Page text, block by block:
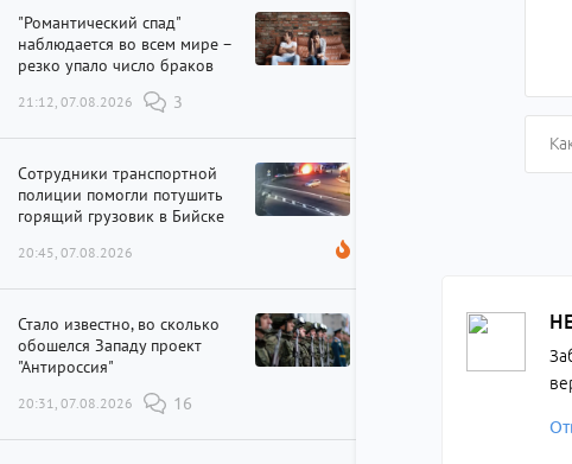
"Романтический спад"
наблюдается во всем мире –
резко упало число браков
21:12, 07.08.2026 3
Сотрудники транспортной
полиции помогли потушить
горящий грузовик в Бийске
20:45, 07.08.2026
Стало известно, во сколько
обошелся Западу проект
"Антироссия"
20:31, 07.08.2026 16